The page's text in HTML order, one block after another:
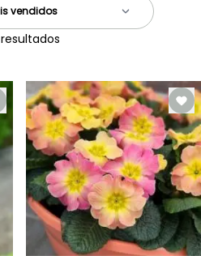
resultados